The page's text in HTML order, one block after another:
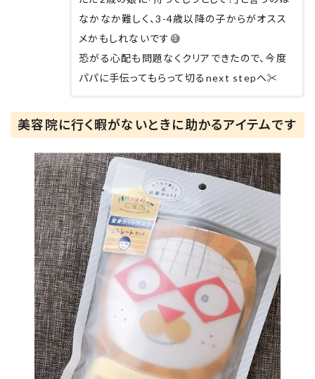
なかなか難しく、3-4歳以降の子からがオスス
メかもしれないです😅
恐がる心配も問題なくクリアできたので、今度
パパに手伝ってもらって切るnext stepへ✂️
美容院に行く暇がないときに助かるアイテムです